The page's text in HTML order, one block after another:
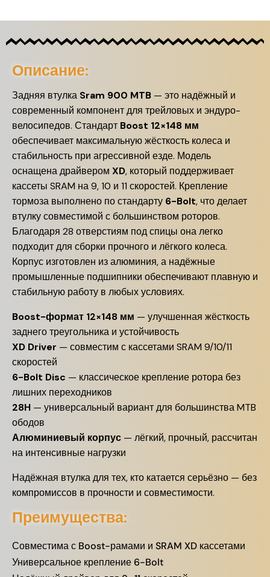
Описание:
Задняя втулка Sram 900 MTB — это надёжный и
современный компонент для трейловых и эндуро-
велосипедов. Стандарт Boost 12×148 мм
обеспечивает максимальную жёсткость колеса и
стабильность при агрессивной езде. Модель
оснащена драйвером XD, который поддерживает
кассеты SRAM на 9, 10 и 11 скоростей. Крепление
тормоза выполнено по стандарту 6-Bolt, что делает
втулку совместимой с большинством роторов.
Благодаря 28 отверстиям под спицы она легко
подходит для сборки прочного и лёгкого колеса.
Корпус изготовлен из алюминия, а надёжные
промышленные подшипники обеспечивают плавную и
стабильную работу в любых условиях.
Boost-формат 12×148 мм — улучшенная жёсткость
заднего треугольника и устойчивость
XD Driver — совместим с кассетами SRAM 9/10/11
скоростей
6-Bolt Disc — классическое крепление ротора без
лишних переходников
28H — универсальный вариант для большинства MTB
ободов
Алюминиевый корпус — лёгкий, прочный, рассчитан
на интенсивные нагрузки
Надёжная втулка для тех, кто катается серьёзно — без
компромиссов в прочности и совместимости.
Преимущества:
Совместима с Boost-рамами и SRAM XD кассетами
Универсальное крепление 6-Bolt